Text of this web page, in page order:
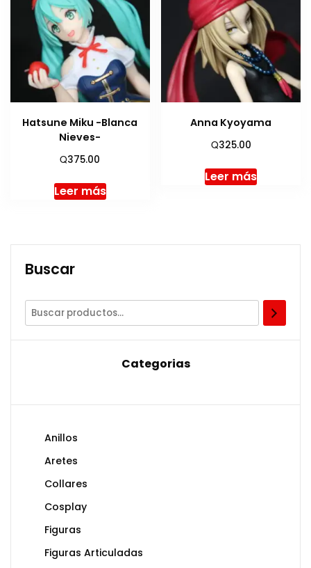
Hatsune Miku -Blanca
Nieves-
Q375.00
Leer más
Anna Kyoyama
Q325.00
Leer más
Buscar
Categorias
Anillos
Aretes
Collares
Cosplay
Figuras
Figuras Articuladas